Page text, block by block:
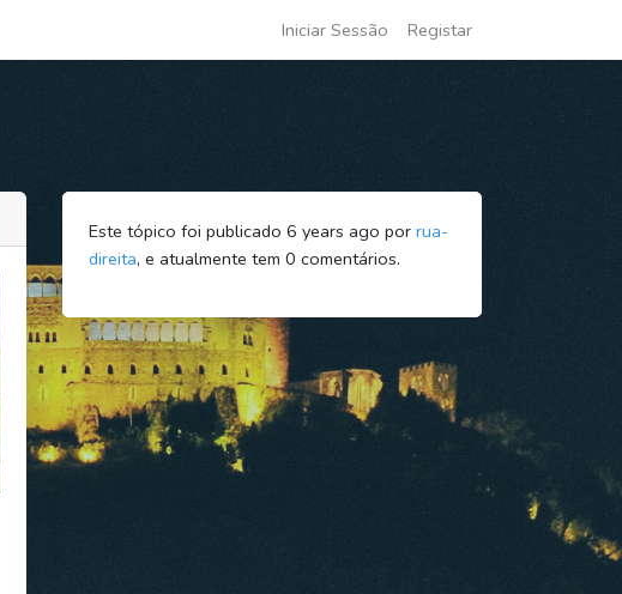
Iniciar Sessão Registar
Este tópico foi publicado 6 years ago por rua-
direita, e atualmente tem 0 comentários.